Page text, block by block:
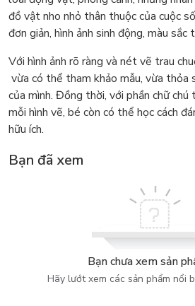
đồ vật nho nhỏ thân thuộc của cuộc
đơn giản, hình ảnh sinh động, màu sắc
Với hình ảnh rõ ràng và nét vẽ trau
vừa có thể tham khảo mẫu, vừa thỏa
của mình. Đồng thời, với phần chữ chú
mỗi hình vẽ, bé còn có thể học cách
hữu ích.
Bạn đã xem
Bạn chưa xem sản
Hãy lướt xem các sản phẩm nổi